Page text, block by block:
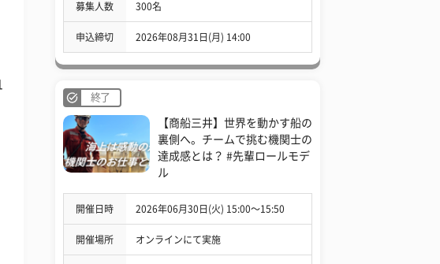
募集人数 300名
申込締切 2026年08月31日(月) 14:00
終了
【商船三井】世界を動かす船の
裏側へ。チームで挑む機関士の
達成感とは？ #先輩ロールモデ
ル
開催日時 2026年06月30日(火) 15:00〜15:50
開催場所 オンラインにて実施